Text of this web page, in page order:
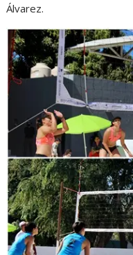
Álvarez.